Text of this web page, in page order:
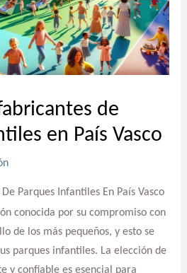
de
en País Vasco
Parques Infantiles En País Vasco
conocida por su compromiso con
de los más pequeños, y esto se
parques infantiles. La elección de
y confiable es esencial para